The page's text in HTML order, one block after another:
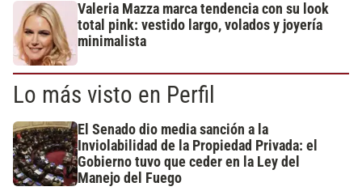
Valeria Mazza marca tendencia con su look
total pink: vestido largo, volados y joyería
minimalista
Lo más visto en Perfil
El Senado dio media sanción a la
Inviolabilidad de la Propiedad Privada: el
Gobierno tuvo que ceder en la Ley del
Manejo del Fuego